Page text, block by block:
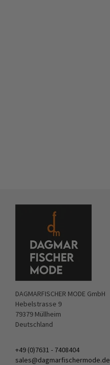
DAGMARFISCHER MODE GmbH
Hebelstrasse 9
79379 Müllheim
Deutschland
+49 (0)7631 - 7408404
sales@dagmarfischermode.de